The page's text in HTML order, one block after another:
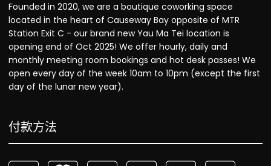
Founded in 2020, we are a boutique coworking space
located in the heart of Causeway Bay opposite of MTR
Station Exit C - our brand new Yau Ma Tei location is
opening end of Oct 2025! We offer hourly, daily and
monthly meeting room bookings and hot desk passes! We
open every day of the week 10am to 10pm (except the first
day of the lunar new year).
付款方法